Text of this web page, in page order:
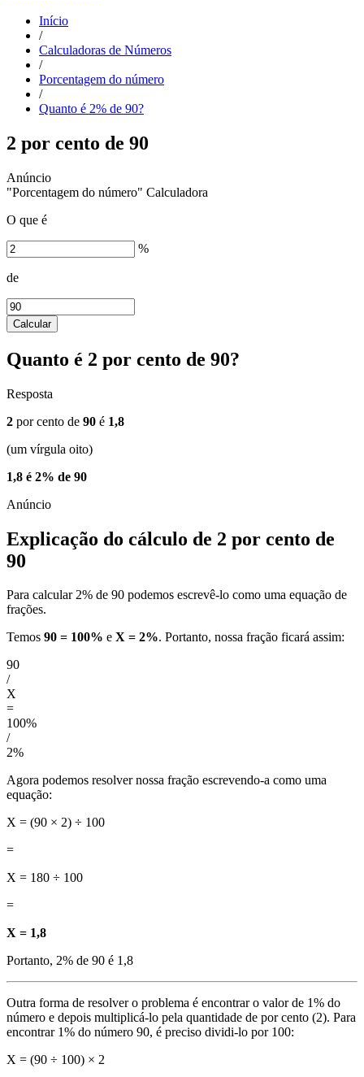
Início
/
Calculadoras de Números
/
Porcentagem do número
/
Quanto é 2% de 90?
2 por cento de 90
"Porcentagem do número" Calculadora
O que é
%
de
Calcular
Quanto é 2 por cento de 90?
Resposta
2 por cento de 90 é 1,8
(um vírgula oito)
1,8 é 2% de 90
Explicação do cálculo de 2 por cento de
90
Para calcular 2% de 90 podemos escrevê-lo como uma equação de
frações.
Temos 90 = 100% e X = 2%. Portanto, nossa fração ficará assim:
90
/
X
=
100%
/
2%
Agora podemos resolver nossa fração escrevendo-a como uma
equação:
X = (90 × 2) ÷ 100
=
X = 180 ÷ 100
=
X = 1,8
Portanto, 2% de 90 é 1,8
Outra forma de resolver o problema é encontrar o valor de 1% do
número e depois multiplicá-lo pela quantidade de por cento (2). Para
encontrar 1% do número 90, é preciso dividi-lo por 100:
X = (90 ÷ 100) × 2